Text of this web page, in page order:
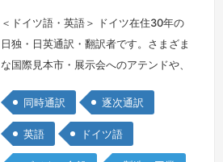
＜ドイツ語・英語＞ ドイツ在住30年の
日独・日英通訳・翻訳者です。さまざま
な国際見本市・展示会へのアテンドや、
クオフ・イベント、マーケティングリサ
ーチ、グループインタビュー、プレスワ
ークショップ、社内研修、打ち合わせな
同時通訳 逐次通訳
英語 ドイツ語